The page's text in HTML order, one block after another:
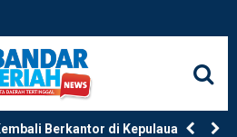
Berkantor di Kepulauan Nias,